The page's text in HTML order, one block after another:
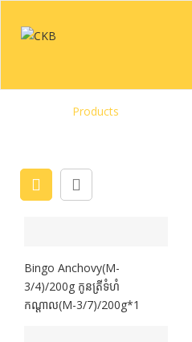
Products
Bingo Anchovy(M-
3/4)/200g កូនត្រីទំហំ
កណ្តាល(M-3/7)/200g*1